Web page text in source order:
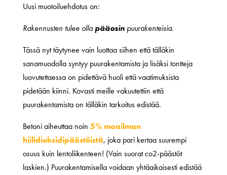
Uusi muotoiluehdotus on:
Rakennusten tulee ollapääosinpuurakenteisia.
Tässä nyt täytynee vain luottaa siihen että tälläkin
sanamuodolla syntyy puurakentamista ja lisäksi tontteja
luovutettaessa on pidettävä huoli että vaatimuksista
pidetään kiinni. Kovasti meille vakuutettiin että
puurakentamista on tälläkin tarkoitus edistää.
Betoni aiheuttaa noin 5% maailman
hiilidioksidipäästöistä, joka pari kertaa suurempi
osuus kuin lentoliikenteen! (Vain suorat co2-päästöt
laskien.) Puurakentamisella voidaan yhtäaikaisesti edistää